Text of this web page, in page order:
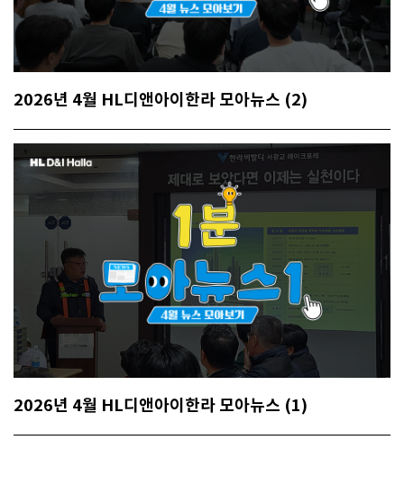
2026년 4월 HL디앤아이한라 모아뉴스 (2)
2026년 4월 HL디앤아이한라 모아뉴스 (1)